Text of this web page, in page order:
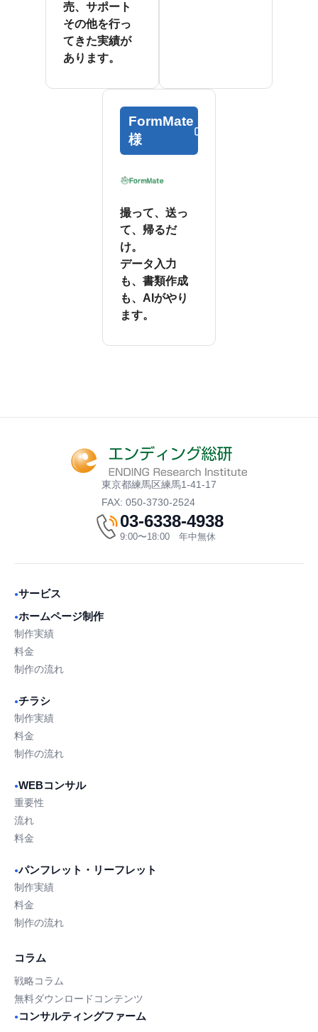
売、サポート
その他を行っ
てきた実績が
あります。
FormMate
様
撮って、送っ
て、帰るだ
け。
データ入力
も、書類作成
も、AIがやり
ます。
東京都練馬区練馬1-41-17
FAX: 050-3730-2524
03-6338-4938
9:00〜18:00 年中無休
●サービス
●ホームページ制作
制作実績
料金
制作の流れ
●チラシ
制作実績
料金
制作の流れ
●WEBコンサル
重要性
流れ
料金
●パンフレット・リーフレット
制作実績
料金
制作の流れ
コラム
戦略コラム
無料ダウンロードコンテンツ
● コンサルティングファーム